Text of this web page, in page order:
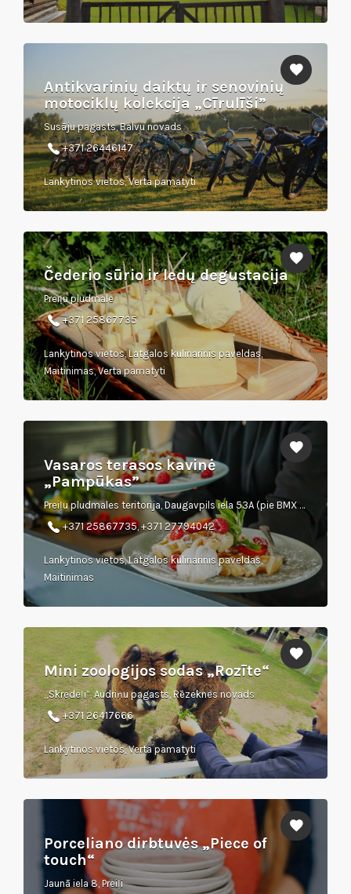
Antikvarinių daiktų ir senovinių
motociklų kolekcija „Cīrulīši”
Susāju pagasts, Balvu novads
+371 26446147
Lankytinos vietos, Verta pamatyti
Čederio sūrio ir ledų degustacija
Preiļu pludmale
+371 25867735
Lankytinos vietos, Latgalos kulinarinis paveldas,
Maitinimas, Verta pamatyti
Vasaros terasos kavinė
„Pampūkas”
Preiļu pludmales teritorija, Daugavpils iela 53A (pie BMX trases)
+371 25867735, +371 27794042
Lankytinos vietos, Latgalos kulinarinis paveldas,
Maitinimas
Mini zoologijos sodas „Rozīte“
„Skredeļi”, Audriņu pagasts, Rēzeknes novads
+371 26417666
Lankytinos vietos, Verta pamatyti
Porceliano dirbtuvės „Piece of
touch“
Jaunā iela 8, Preiļi